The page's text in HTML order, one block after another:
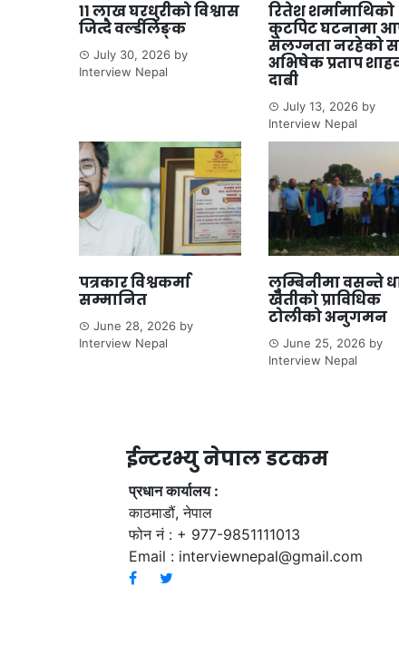
११ लाख घरधुरीको विश्वास
जित्दै वर्ल्डलिङ्क
July 30, 2026 by
Interview Nepal
रितेश शर्मामाथिको
कुटपिट घटनामा
संलग्नता नरहेको
अभिषेक प्रताप
दाबी
July 13, 2026 by
Interview Nepal
पत्रकार विश्वकर्मा
सम्मानित
June 28, 2026 by
Interview Nepal
लुम्बिनीमा वसन्ते
खेतीको प्राविधिक
टोलीको अनुगमन
June 25, 2026 by
Interview Nepal
ईन्टरभ्यु नेपाल डटकम
प्रधान कार्यालय :
काठमाडौं, नेपाल
फोन नं : + 977-9851111013
Email : interviewnepal@gmail.com